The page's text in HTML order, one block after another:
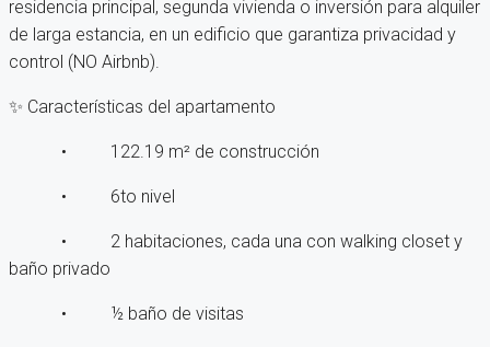
residencia principal, segunda vivienda o inversión para alquiler
de larga estancia, en un edificio que garantiza privacidad y
control (NO Airbnb).
✨ Características del apartamento
• 122.19 m² de construcción
• 6to nivel
• 2 habitaciones, cada una con walking closet y
baño privado
• ½ baño de visitas